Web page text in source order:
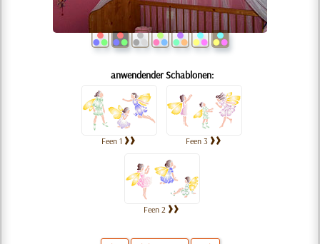
anwendender Schablonen:
Feen 1 Feen 3
Feen 2